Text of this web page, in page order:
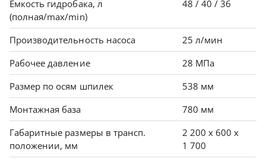
Емкость гидробака, л
(полная/max/min)
48 / 40 / 36
Производительность насоса
25 л/мин
Рабочее давление
28 МПа
Размер по осям шпилек
538 мм
Монтажная база
780 мм
Габаритные размеры в трансп.
положении, мм
2 200 х 600 х
1 700